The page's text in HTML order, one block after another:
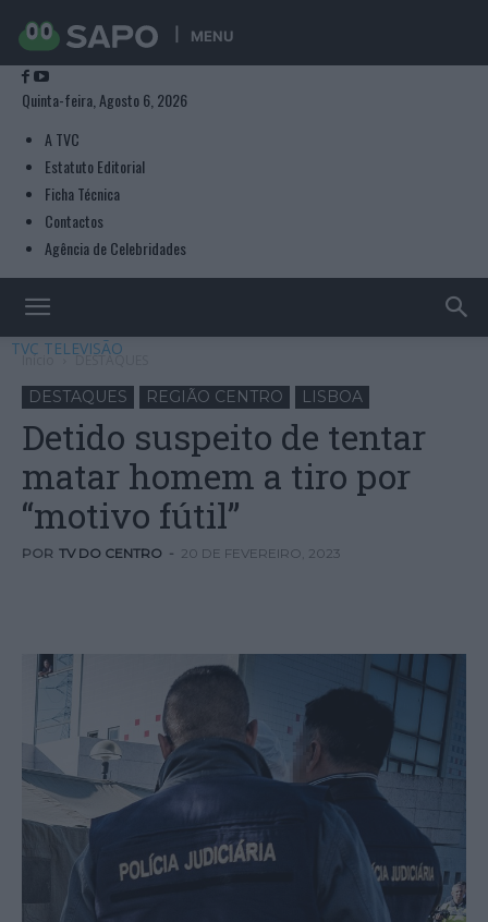
MENU
Quinta-feira, Agosto 6, 2026
A TVC
Estatuto Editorial
Ficha Técnica
Contactos
Agência de Celebridades
TVC TELEVISÃO
Início DESTAQUES
DESTAQUES REGIÃO CENTRO LISBOA
Detido suspeito de tentar
matar homem a tiro por
“motivo fútil”
POR TV DO CENTRO - 20 DE FEVEREIRO, 2023